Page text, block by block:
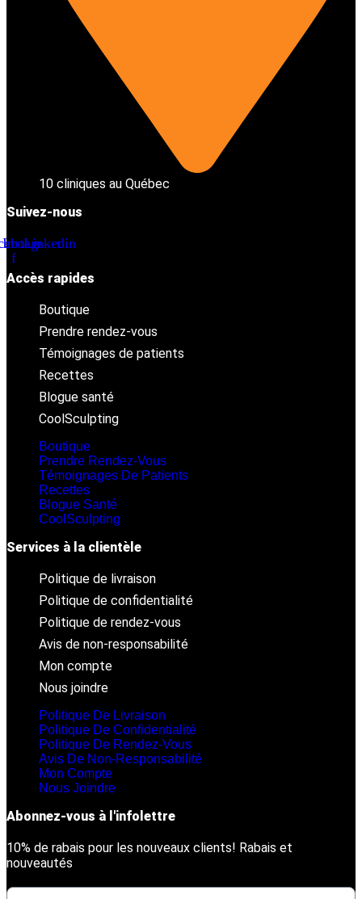
10 cliniques au Québec
Suivez-nous
f
Instagram
Linkedin
Accès rapides
Boutique
Prendre rendez-vous
Témoignages de patients
Recettes
Blogue santé
CoolSculpting
Boutique
Prendre Rendez-Vous
Témoignages De Patients
Recettes
Blogue Santé
CoolSculpting
Services à la clientèle
Politique de livraison
Politique de confidentialité
Politique de rendez-vous
Avis de non-responsabilité
Mon compte
Nous joindre
Politique De Livraison
Politique De Confidentialité
Politique De Rendez-Vous
Avis De Non-Responsabilité
Mon Compte
Nous Joindre
Abonnez-vous à l'infolettre
10% de rabais pour les nouveaux clients! Rabais et
nouveautés